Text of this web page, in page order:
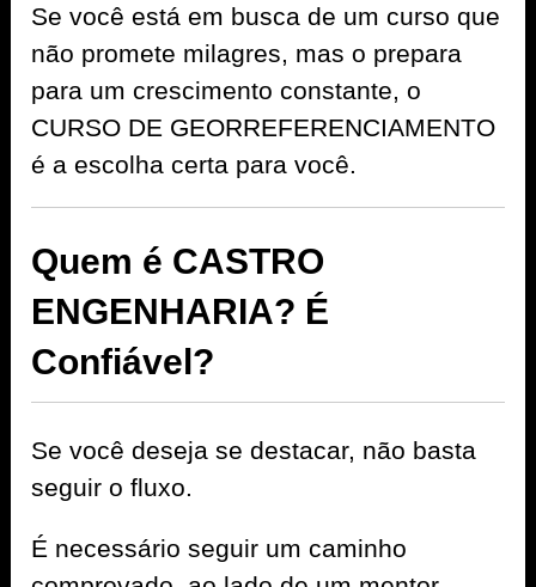
Se você está em busca de um curso que
não promete milagres, mas o prepara
para um crescimento constante, o
CURSO DE GEORREFERENCIAMENTO
é a escolha certa para você.
Quem é CASTRO
ENGENHARIA? É
Confiável?
Se você deseja se destacar, não basta
seguir o fluxo.
É necessário seguir um caminho